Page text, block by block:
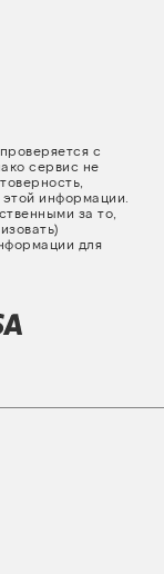
с
сервис не
информации.
за то,
для